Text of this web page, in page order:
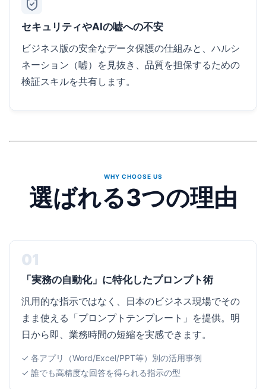
セキュリティやAIの嘘への不安
ビジネス版の安全なデータ保護の仕組みと、ハルシ
ネーション（嘘）を見抜き、品質を担保するための
検証スキルを共有します。
WHY CHOOSE US
選ばれる3つの理由
01
「実務の自動化」に特化したプロンプト術
汎用的な指示ではなく、日本のビジネス現場でその
まま使える「プロンプトテンプレート」を提供。明
日から即、業務時間の短縮を実感できます。
✓ 各アプリ（Word/Excel/PPT等）別の活用事例
✓ 誰でも高精度な回答を得られる指示の型